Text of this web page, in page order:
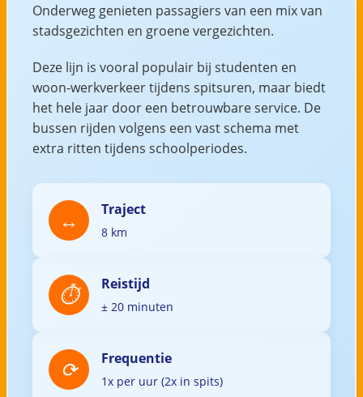
Onderweg genieten passagiers van een mix van
stadsgezichten en groene vergezichten.
Deze lijn is vooral populair bij studenten en
woon-werkverkeer tijdens spitsuren, maar biedt
het hele jaar door een betrouwbare service. De
bussen rijden volgens een vast schema met
extra ritten tijdens schoolperiodes.
Traject
8 km
Reistijd
± 20 minuten
Frequentie
1x per uur (2x in spits)